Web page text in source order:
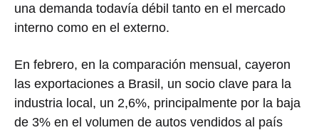
una demanda todavía débil tanto en el mercado
interno como en el externo.
En febrero, en la comparación mensual, cayeron
las exportaciones a Brasil, un socio clave para la
industria local, un 2,6%, principalmente por la baja
de 3% en el volumen de autos vendidos al país